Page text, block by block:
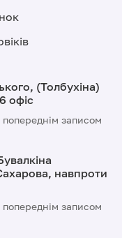
(Толбухіна)
офіс
записом
навпроти
записом